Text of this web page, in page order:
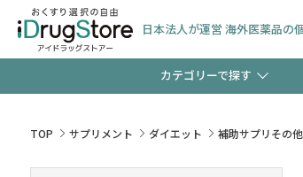
日本法人が運営 海外医薬品の
カテゴリーで探す
【週末
TOP サプリメント ダイエット 補助サプリその他